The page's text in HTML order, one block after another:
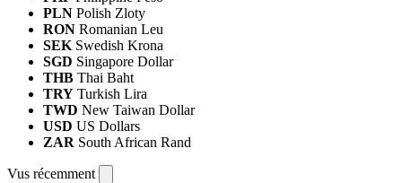
PLN Polish Zloty
RON Romanian Leu
SEK Swedish Krona
SGD Singapore Dollar
THB Thai Baht
TRY Turkish Lira
TWD New Taiwan Dollar
USD US Dollars
ZAR South African Rand
Vus récemment